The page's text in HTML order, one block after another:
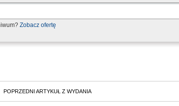
Zobacz ofertę
POPRZEDNI ARTYKUŁ Z WYDANIA